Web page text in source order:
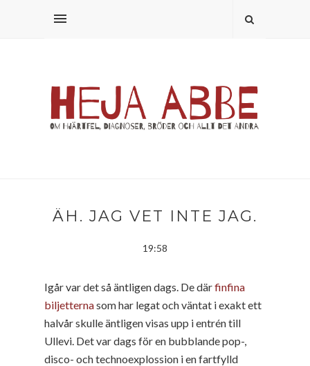
ÄH. JAG VET INTE JAG.
19:58
Igår var det så äntligen dags. De därfinfina
biljetternasom har legat och väntat i exakt ett
halvår skulle äntligen visas upp i entrén till
Ullevi. Det var dags för en bubblande pop-,
disco- och technoexplossion i en fartfylld